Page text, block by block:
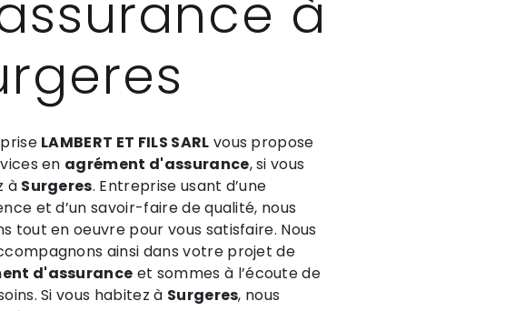
à
LAMBERT ET FILS SARL vous propose
en agrément d'assurance, si vous
à Surgeres. Entreprise usant d’une
et d’un savoir-faire de qualité, nous
tout en oeuvre pour vous satisfaire. Nous
ainsi dans votre projet de
d'assurance et sommes à l’écoute de
Si vous habitez à Surgeres, nous